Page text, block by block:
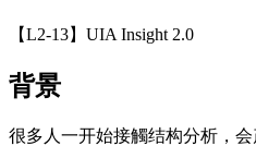
【L2-13】UIA Insight 2.0
背景
很多人一开始接觸结构分析，